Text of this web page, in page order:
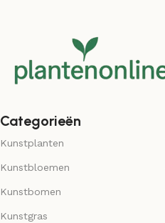
Categorieën
Kunstplanten
Kunstbloemen
Kunstbomen
Kunstgras